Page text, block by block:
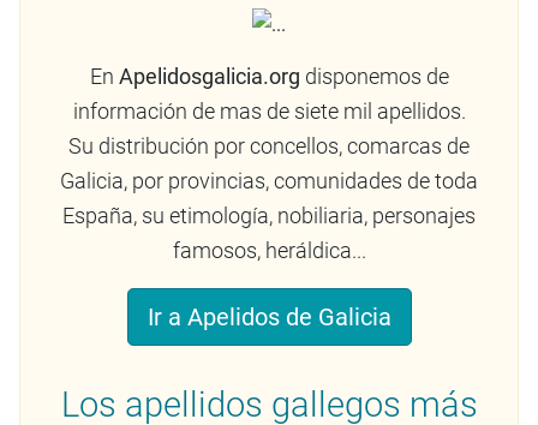
En Apelidosgalicia.org disponemos de
información de mas de siete mil apellidos.
Su distribución por concellos, comarcas de
Galicia, por provincias, comunidades de toda
España, su etimología, nobiliaria, personajes
famosos, heráldica...
Ir a Apelidos de Galicia
Los apellidos gallegos más